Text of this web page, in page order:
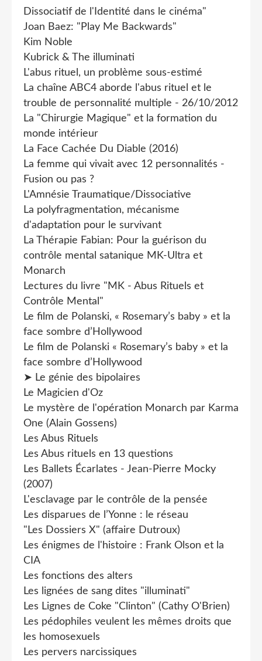
Dissociatif de l'Identité dans le cinéma"
Joan Baez: "Play Me Backwards"
Kim Noble
Kubrick & The illuminati
L'abus rituel, un problème sous-estimé
La chaîne ABC4 aborde l'abus rituel et le
trouble de personnalité multiple - 26/10/2012
La "Chirurgie Magique" et la formation du
monde intérieur
La Face Cachée Du Diable (2016)
La femme qui vivait avec 12 personnalités -
Fusion ou pas ?
L'Amnésie Traumatique/Dissociative
La polyfragmentation, mécanisme
d'adaptation pour le survivant
La Thérapie Fabian: Pour la guérison du
contrôle mental satanique MK-Ultra et
Monarch
Lectures du livre "MK - Abus Rituels et
Contrôle Mental"
Le film de Polanski, « Rosemary’s baby » et la
face sombre d’Hollywood
Le film de Polanski « Rosemary’s baby » et la
face sombre d’Hollywood
➤ Le génie des bipolaires
Le Magicien d'Oz
Le mystère de l'opération Monarch par Karma
One (Alain Gossens)
Les Abus Rituels
Les Abus rituels en 13 questions
Les Ballets Écarlates - Jean-Pierre Mocky
(2007)
L'esclavage par le contrôle de la pensée
Les disparues de l’Yonne : le réseau
"Les Dossiers X" (affaire Dutroux)
Les énigmes de l'histoire : Frank Olson et la
CIA
Les fonctions des alters
Les lignées de sang dites "illuminati"
Les Lignes de Coke "Clinton" (Cathy O'Brien)
Les pédophiles veulent les mêmes droits que
les homosexuels
Les pervers narcissiques